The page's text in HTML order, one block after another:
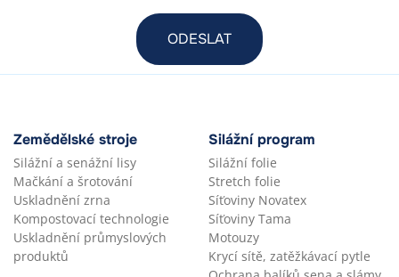
Zemědělské stroje
Silážní a senážní lisy
Mačkání a šrotování
Uskladnění zrna
Kompostovací technologie
Uskladnění průmyslových
produktů
Silážní program
Silážní folie
Stretch folie
Síťoviny Novatex
Síťoviny Tama
Motouzy
Krycí sítě, zatěžkávací pytle